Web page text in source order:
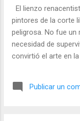
El lienzo
pintores de la corte
peligrosa. No fue
necesidad de
convirtió el arte en
artistas eran
mecenazgo real con
Publicar un